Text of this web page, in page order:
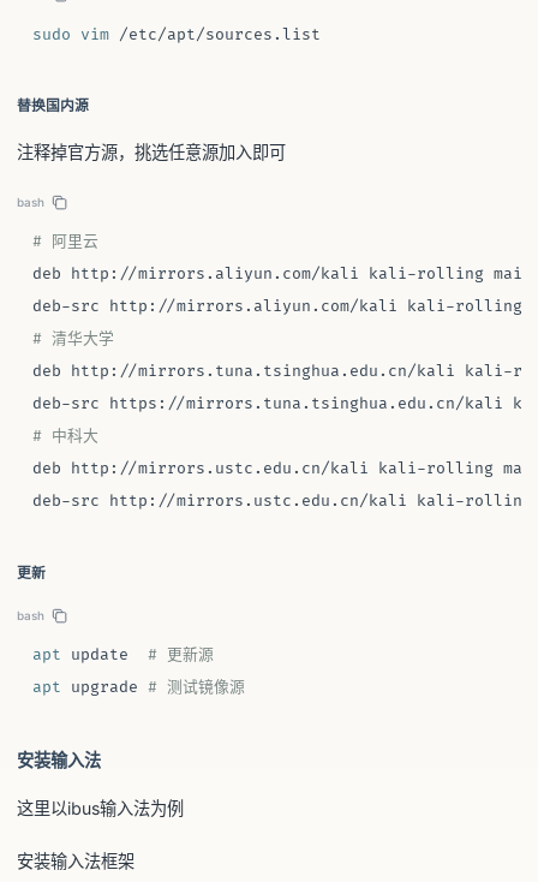
sudo vim /etc/apt/sources.list
替换国内源
注释掉官方源，挑选任意源加入即可
bash
# 阿里云
deb http://mirrors.aliyun.com/kali kali-rolling main
# 清华大学
deb http://mirrors.tuna.tsinghua.edu.cn/kali kali-
# 中科大
deb http://mirrors.ustc.edu.cn/kali kali-rolling
更新
bash
apt update # 更新源
apt upgrade # 测试镜像源
安装输入法
这里以ibus输入法为例
安装输入法框架